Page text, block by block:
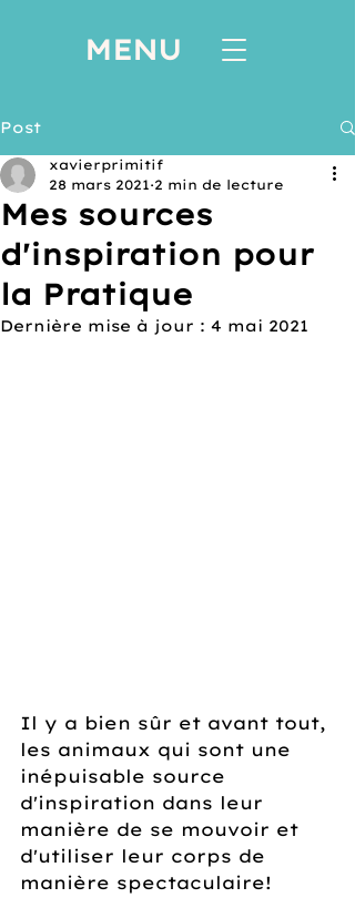
MENU
Post
Mes sources
d'inspiration pour
la Pratique
xavierprimitif
28 mars 2021 2 min de lecture
Dernière mise à jour : 4 mai 2021
Il y a bien sûr et avant tout,
les animaux qui sont une
inépuisable source
d'inspiration dans leur
manière de se mouvoir et
d'utiliser leur corps de
manière spectaculaire!